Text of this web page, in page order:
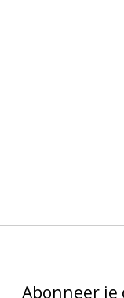
Abonneer